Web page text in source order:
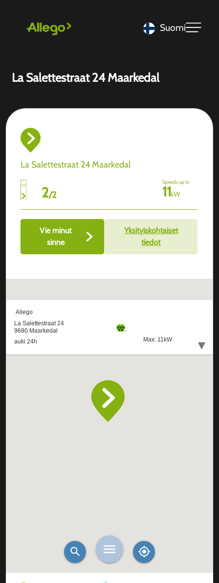
Suomi
La Salettestraat 24 Maarkedal
La Salettestraat 24 Maarkedal
2/2
Speeds up to
11kW
Vie minut
sinne
Yksityiskohtaiset
tiedot